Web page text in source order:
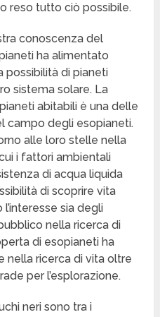
reso tutto ciò possibile.
conoscenza del
ha alimentato
possibilità di pianeti
sistema solare. La
abitabili è una delle
campo degli esopianeti.
alle loro stelle nella
cui i fattori ambientali
di acqua liquida
di scoprire vita
sia degli
nella ricerca di
di esopianeti ha
nella ricerca di vita oltre
per l’esplorazione.
neri sono tra i